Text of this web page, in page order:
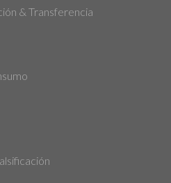
& Transferencia